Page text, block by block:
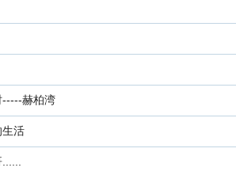
-----赫柏湾
生活